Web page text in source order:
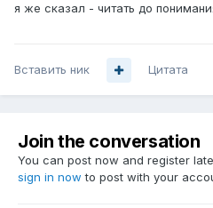
я же сказал - читать до
Вставить ник Цитата
Join the conversation
You can post now and register
sign in now to post with your